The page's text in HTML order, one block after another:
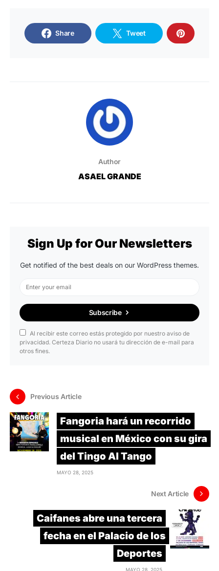
Share Tweet
Author
ASAEL GRANDE
Sign Up for Our Newsletters
Get notified of the best deals on our WordPress themes.
Subscribe
Al recibir este correo estás protegido por nuestro aviso de
privacidad. Certeza Diario no usará tu dirección de e-mail para
otros fines.
Previous Article
Fangoria hará un recorrido
musical en México con su gira
del Tingo Al Tango
MAYO 28, 2025
Next Article
Caifanes abre una tercera
fecha en el Palacio de los
Deportes
MAYO 28, 2025